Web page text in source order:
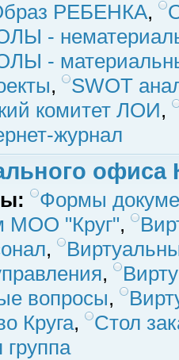
РЕБЕНКА,
-
-
,
SWOT
комитет ЛОИ,
журнал
офиса
Формы
МОО "Круг",
,
,
вопросы,
Круга,
Стол